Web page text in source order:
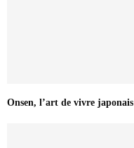
Onsen, l’art de vivre japonais